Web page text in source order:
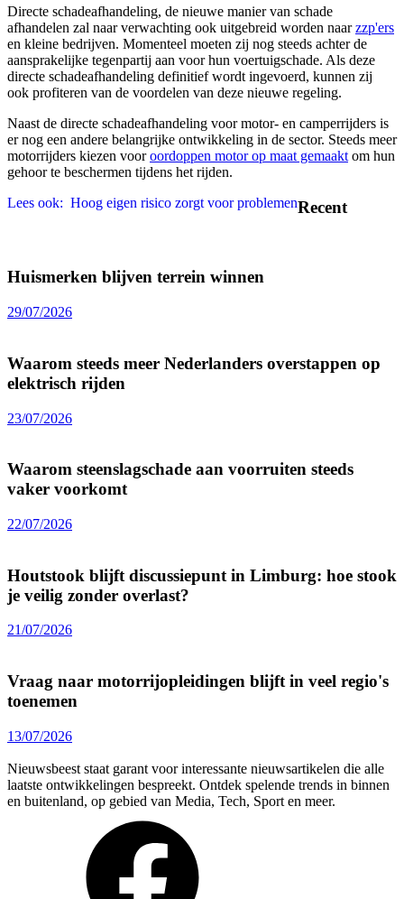
Directe schadeafhandeling, de nieuwe manier van schade
afhandelen zal naar verwachting ook uitgebreid worden naarzzp'ers
en kleine bedrijven. Momenteel moeten zij nog steeds achter de
aansprakelijke tegenpartij aan voor hun voertuigschade. Als deze
directe schadeafhandeling definitief wordt ingevoerd, kunnen zij
ook profiteren van de voordelen van deze nieuwe regeling.
Naast de directe schadeafhandeling voor motor- en camperrijders is
er nog een andere belangrijke ontwikkeling in de sector. Steeds meer
motorrijders kiezen vooroordoppen motor op maat gemaakt om hun
gehoor te beschermen tijdens het rijden.
Lees ook: Hoog eigen risico zorgt voor problemenRecent
Huismerken blijven terrein winnen
29/07/2026
Waarom steeds meer Nederlanders overstappen op
elektrisch rijden
23/07/2026
Waarom steenslagschade aan voorruiten steeds
vaker voorkomt
22/07/2026
Houtstook blijft discussiepunt in Limburg: hoe stook
je veilig zonder overlast?
21/07/2026
Vraag naar motorrijopleidingen blijft in veel regio's
toenemen
13/07/2026
Nieuwsbeest staat garant voor interessante nieuwsartikelen die alle
laatste ontwikkelingen bespreekt. Ontdek spelende trends in binnen
en buitenland, op gebied van Media, Tech, Sport en meer.